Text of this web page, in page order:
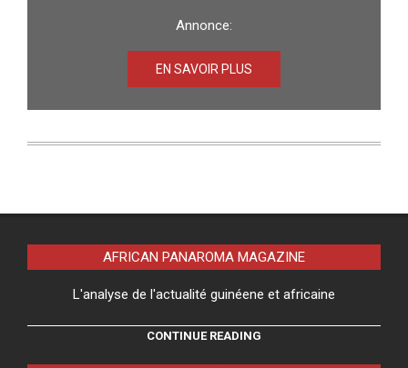
Annonce:
EN SAVOIR PLUS
AFRICAN PANAROMA MAGAZINE
L'analyse de l'actualité guinéene et africaine
CONTINUE READING